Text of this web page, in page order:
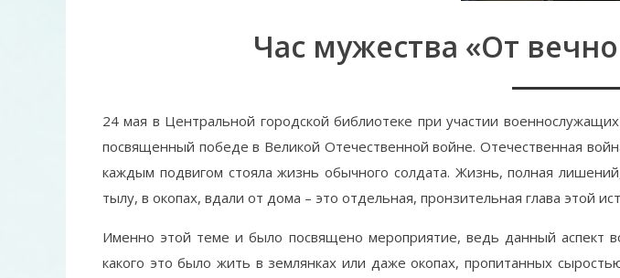
Час мужества «От
24 мая в Центральной городской библиотеке при участии
посвященный победе в Великой Отечественной войне. Отечественная
каждым подвигом стояла жизнь обычного солдата. Жизнь, полная
тылу, в окопах, вдали от дома – это отдельная, пронзительная глава этой
Именно этой теме и было посвящено мероприятие, ведь данный аспект
какого это было жить в землянках или даже окопах, пропитанных